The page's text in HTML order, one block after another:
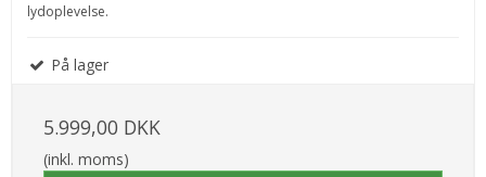
lydoplevelse.
På lager
5.999,00 DKK
(inkl. moms)